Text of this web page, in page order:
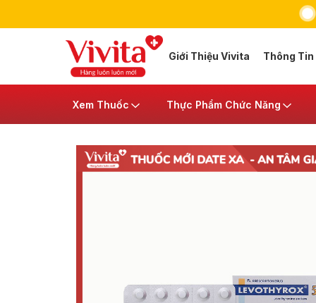
Giới Thiệu Vivita Thông Tin
Xem Thuốc Thực Phẩm Chức Năng